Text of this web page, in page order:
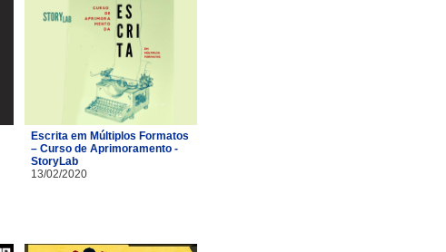
Escrita em Múltiplos Formatos
– Curso de Aprimoramento -
StoryLab
13/02/2020